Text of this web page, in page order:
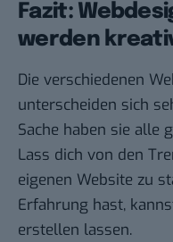
Fazit:
werden
Die verschiedenen
unterscheiden sich
Sache haben sie alle
Lass dich von den
eigenen Website zu
Erfahrung hast,
erstellen lassen.